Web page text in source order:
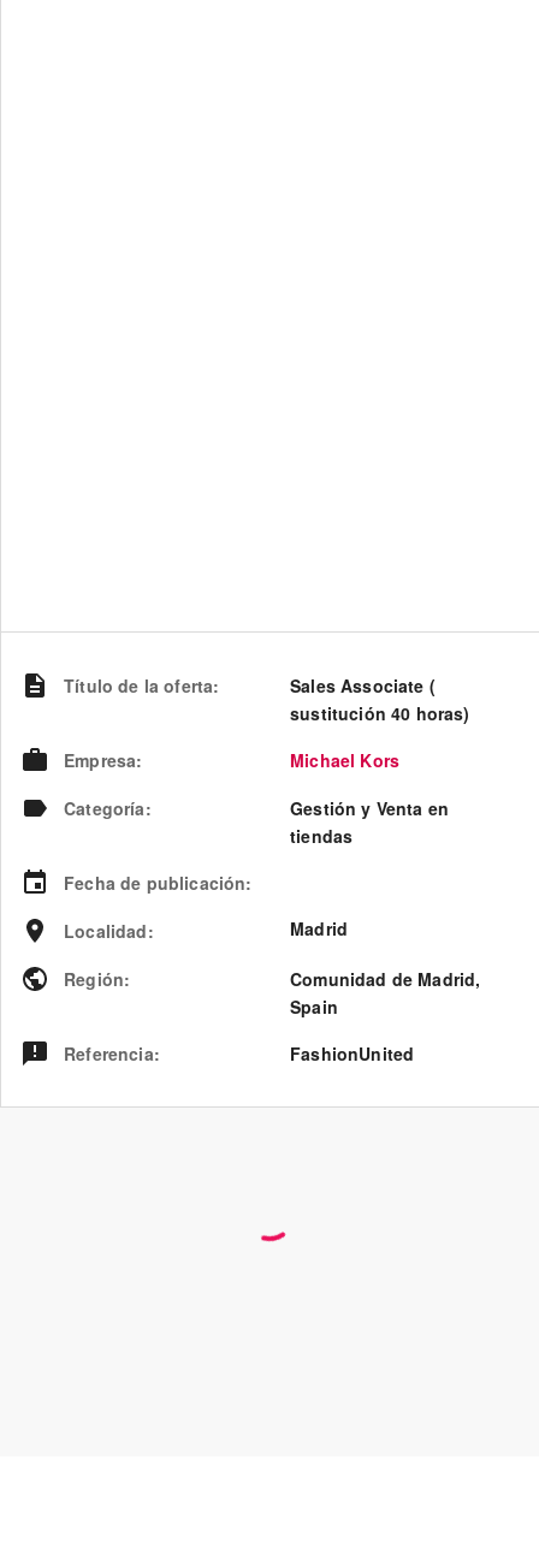
Título de la oferta:
Sales Associate (
sustitución 40 horas)
Empresa:
Michael Kors
Categoría:
Gestión y Venta en
tiendas
Fecha de publicación:
Localidad: Madrid
Región: Comunidad de Madrid,
Spain
Referencia: FashionUnited